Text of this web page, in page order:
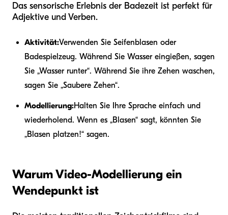
Das sensorische Erlebnis der Badezeit ist perfekt für
Adjektive und Verben.
Aktivität:Verwenden Sie Seifenblasen oder
Badespielzeug. Während Sie Wasser eingießen, sagen
Sie „Wasser runter“. Während Sie ihre Zehen waschen,
sagen Sie „Saubere Zehen“.
Modellierung:Halten Sie Ihre Sprache einfach und
wiederholend. Wenn es „Blasen“ sagt, könnten Sie
„Blasen platzen!“ sagen.
Warum Video-Modellierung ein
Wendepunkt ist